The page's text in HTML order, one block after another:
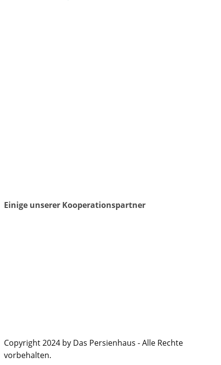
Einige unserer Kooperationspartner
Copyright 2024 by Das Persienhaus - Alle Rechte
vorbehalten.